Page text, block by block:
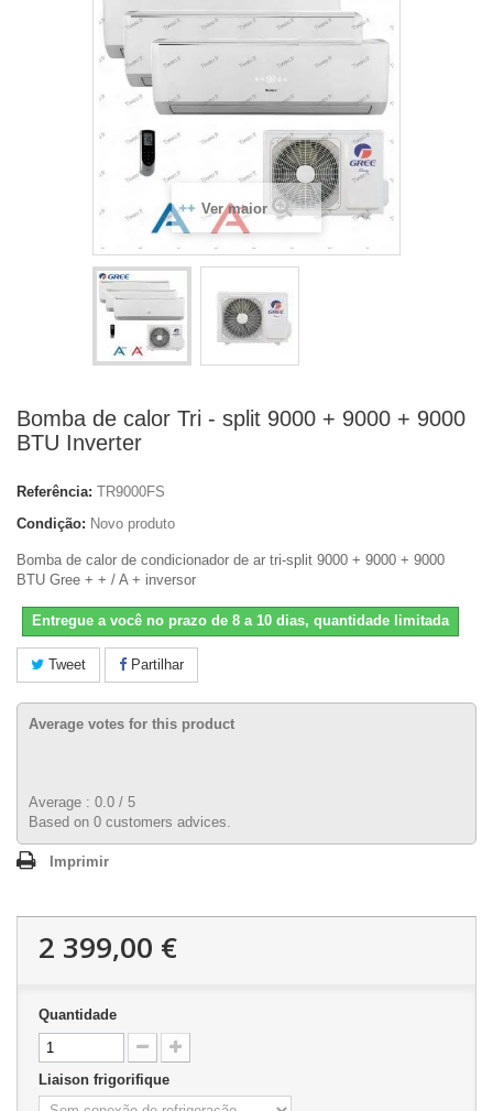
Ver maior
Bomba de calor Tri - split 9000 + 9000 + 9000
BTU Inverter
Referência: TR9000FS
Condição: Novo produto
Bomba de calor de condicionador de ar tri-split 9000 + 9000 + 9000
BTU Gree + + / A + inversor
Entregue a você no prazo de 8 a 10 dias, quantidade limitada
Tweet Partilhar
Average votes for this product
Average : 0.0 / 5
Based on 0 customers advices.
Imprimir
2 399,00 €
Quantidade
Liaison frigorifique